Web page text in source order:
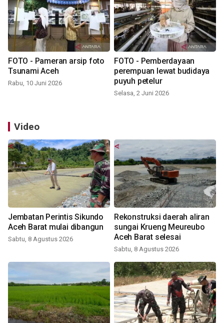
FOTO - Pameran arsip foto
Tsunami Aceh
Rabu, 10 Juni 2026
FOTO - Pemberdayaan
perempuan lewat budidaya
puyuh petelur
Selasa, 2 Juni 2026
Video
Jembatan Perintis Sikundo
Aceh Barat mulai dibangun
Sabtu, 8 Agustus 2026
Rekonstruksi daerah aliran
sungai Krueng Meureubo
Aceh Barat selesai
Sabtu, 8 Agustus 2026